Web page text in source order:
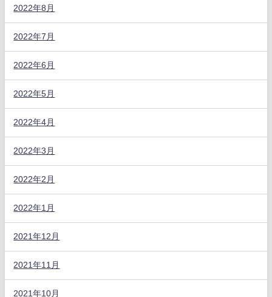
2022年8月
2022年7月
2022年6月
2022年5月
2022年4月
2022年3月
2022年2月
2022年1月
2021年12月
2021年11月
2021年10月